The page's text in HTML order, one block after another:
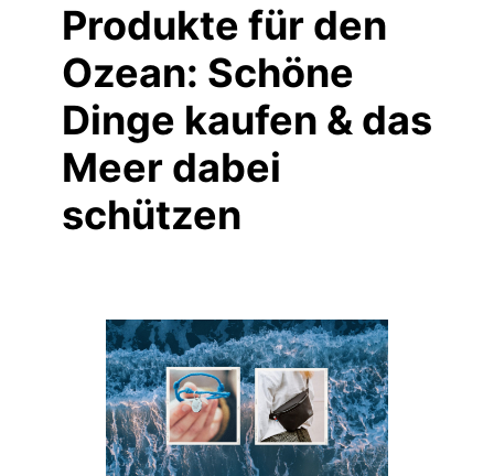
Produkte für den
Ozean: Schöne
Dinge kaufen & das
Meer dabei
schützen